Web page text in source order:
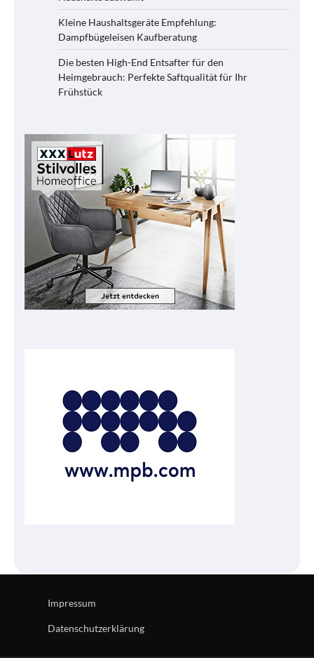
Kleine Haushaltsgeräte Empfehlung:
Dampfbügeleisen Kaufberatung
Die besten High-End Entsafter für den
Heimgebrauch: Perfekte Saftqualität für Ihr
Frühstück
Impressum
Datenschutzerklärung